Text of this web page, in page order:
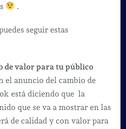
.
seguir estas
de valor para tu público
el anuncio del cambio de
está diciendo que la
que se va a mostrar en las
de calidad y con valor para